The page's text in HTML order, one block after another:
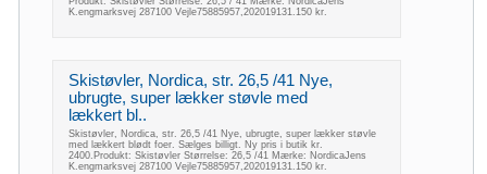
K.engmarksvej 287100 Vejle75885957,202019131.150 kr.
Skistøvler, Nordica, str. 26,5 /41 Nye,
ubrugte, super lækker støvle med
lækkert bl..
Skistøvler, Nordica, str. 26,5 /41 Nye, ubrugte, super lækker støvle
med lækkert blødt foer. Sælges billigt. Ny pris i butik kr.
2400.Produkt: Skistøvler Størrelse: 26,5 /41 Mærke: NordicaJens
K.engmarksvej 287100 Vejle75885957,202019131.150 kr.